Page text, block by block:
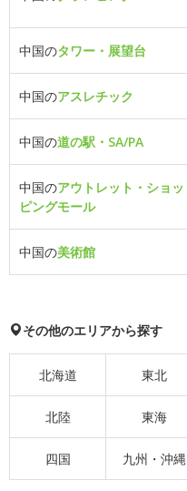
中国のタワー・展望台
中国のアスレチック
中国の道の駅・SA/PA
中国のアウトレット・ショッ
ピングモール
中国の美術館
その他のエリアから探す
北海道 東北
北陸 東海
四国 九州・沖縄